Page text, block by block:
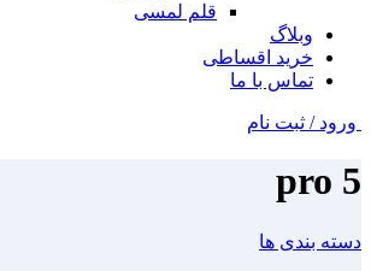
قلم لمسی
وبلاگ
خرید اقساطی
تماس با ما
ورود / ثبت نام
pro 5
دسته بندی ها